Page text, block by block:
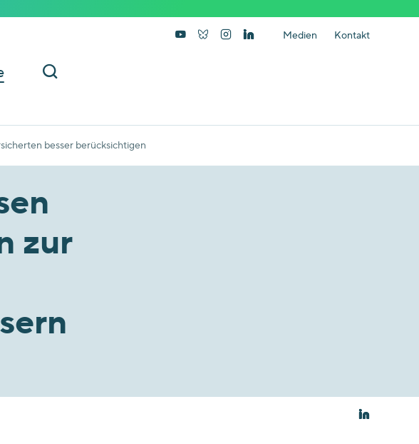
Medien Kontakt
besser berücksichtigen
zur